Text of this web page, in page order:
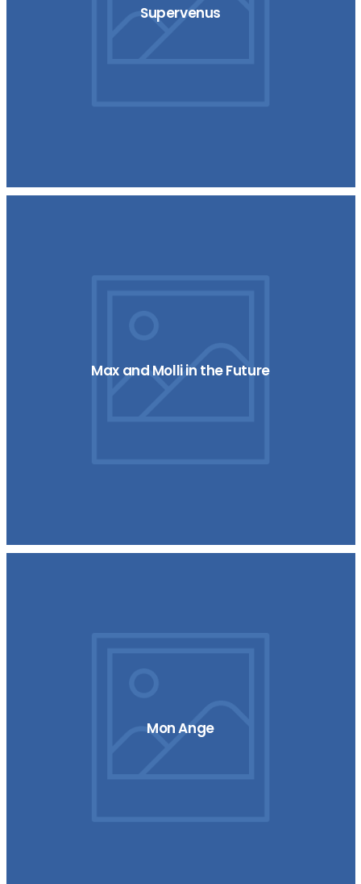
Supervenus
Max and Molli in the Future
Mon Ange